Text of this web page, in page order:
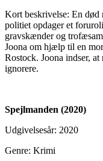
Kort beskrivelse: En
politiet opdager et
gravskænder og
Joona om hjælp til en
Rostock. Joona indser,
ignorere.
Spejlmanden (2020)
Udgivelsesår: 2020
Genre: Krimi